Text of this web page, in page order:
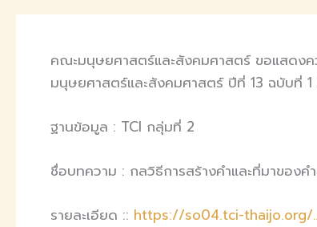
คณะมนุษยศาสตร์และสังคมศาสตร์ ขอแสดงค
มนุษยศาสตร์และสังคมศาสตร์ ปีที่ 13 ฉบับที่
ฐานข้อมูล : TCI กลุ่มที่ 2
ชื่อบทความ : กลวิธีการสร้างคำและที่มาของค
รายละเอียด :: https://so04.tci-